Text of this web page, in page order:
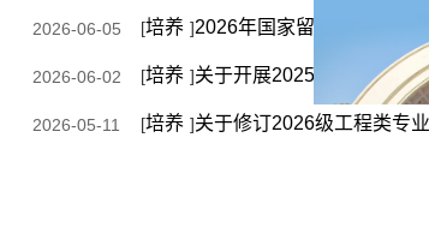
2026-06-05 [培养 ]2026年国家留学基金委公
2026-06-02 [培养 ]关于开展2025年研究生拔尖创新人才培养
2026-05-11 [培养 ]关于修订2026级工程类专